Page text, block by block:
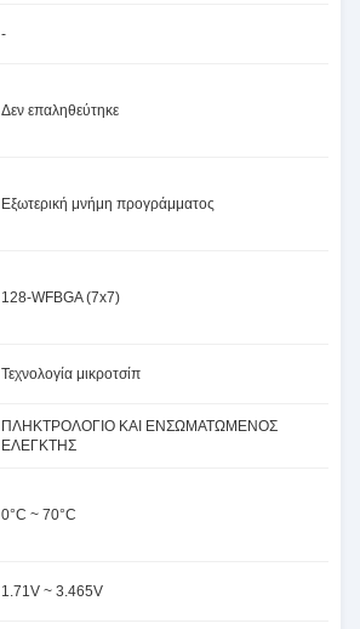
-
Δεν επαληθεύτηκε
Εξωτερική μνήμη προγράμματος
128-WFBGA (7x7)
Τεχνολογία μικροτσίπ
ΠΛΗΚΤΡΟΛΟΓΙΟ ΚΑΙ ΕΝΣΩΜΑΤΩΜΕΝΟΣ
ΕΛΕΓΚΤΗΣ
0°C ~ 70°C
1.71V ~ 3.465V